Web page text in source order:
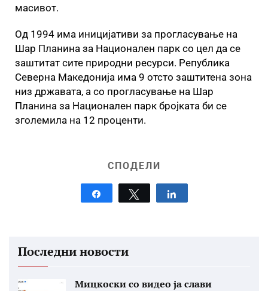
масивот.
Од 1994 има иницијативи за прогласување на
Шар Планина за Национален парк со цел да се
заштитат сите природни ресурси. Република
Северна Македонија има 9 отсто заштитена зона
низ државата, а со прогласување на Шар
Планина за Национален парк бројката би се
зголемила на 12 проценти.
СПОДЕЛИ
Tweet
Последни новости
Мицкоски со видео ја слави